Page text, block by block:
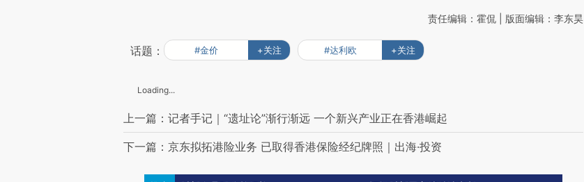
责任编辑：霍侃 | 版面编辑：李东昊
话题： #金价 +关注 #达利欧 +关注
Loading...
上一篇：记者手记｜“遗址论”渐行渐远 一个新兴产业正在香港崛起
下一篇：京东拟拓港险业务 已取得香港保险经纪牌照｜出海·投资